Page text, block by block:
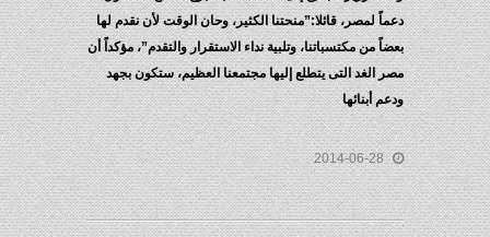
دعماً لمصر، قائلا:”منحتنا الكثير، وحان الوقت لأن نقدم لها
بعضاً من مكتسباتنا، وتلبية نداء الاستقرار والتقدم”، مؤكداً أن
مصر الغد التى يتطلع إليها مجتمعنا العظيم، ستكون بجهد
ودعم أبنائها
2014-06-28